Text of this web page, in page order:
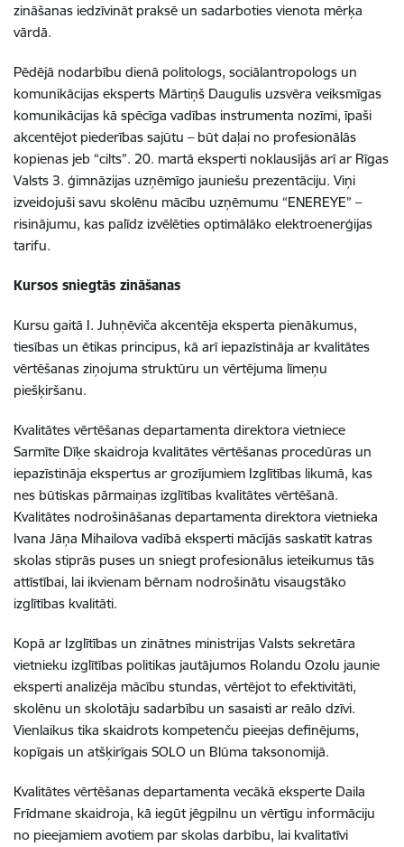
zināšanas iedzīvināt praksē un sadarboties vienota mērķa
vārdā.
Pēdējā nodarbību dienā politologs, sociālantropologs un
komunikācijas eksperts Mārtiņš Daugulis uzsvēra veiksmīgas
komunikācijas kā spēcīga vadības instrumenta nozīmi, īpaši
akcentējot piederības sajūtu – būt daļai no profesionālās
kopienas jeb “cilts”. 20. martā eksperti noklausījās arī ar Rīgas
Valsts 3. ģimnāzijas uzņēmīgo jauniešu prezentāciju. Viņi
izveidojuši savu skolēnu mācību uzņēmumu “ENEREYE” –
risinājumu, kas palīdz izvēlēties optimālāko elektroenerģijas
tarifu.
Kursos sniegtās zināšanas
Kursu gaitā I. Juhņēviča akcentēja eksperta pienākumus,
tiesības un ētikas principus, kā arī iepazīstināja ar kvalitātes
vērtēšanas ziņojuma struktūru un vērtējuma līmeņu
piešķiršanu.
Kvalitātes vērtēšanas departamenta direktora vietniece
Sarmīte Dīķe skaidroja kvalitātes vērtēšanas procedūras un
iepazīstināja ekspertus ar grozījumiem Izglītības likumā, kas
nes būtiskas pārmaiņas izglītības kvalitātes vērtēšanā.
Kvalitātes nodrošināšanas departamenta direktora vietnieka
Ivana Jāņa Mihailova vadībā eksperti mācījās saskatīt katras
skolas stiprās puses un sniegt profesionālus ieteikumus tās
attīstībai, lai ikvienam bērnam nodrošinātu visaugstāko
izglītības kvalitāti.
Kopā ar Izglītības un zinātnes ministrijas Valsts sekretāra
vietnieku izglītības politikas jautājumos Rolandu Ozolu jaunie
eksperti analizēja mācību stundas, vērtējot to efektivitāti,
skolēnu un skolotāju sadarbību un sasaisti ar reālo dzīvi.
Vienlaikus tika skaidrots kompetenču pieejas definējums,
kopīgais un atšķirīgais SOLO un Blūma taksonomijā.
Kvalitātes vērtēšanas departamenta vecākā eksperte Daila
Frīdmane skaidroja, kā iegūt jēgpilnu un vērtīgu informāciju
no pieejamiem avotiem par skolas darbību, lai kvalitatīvi